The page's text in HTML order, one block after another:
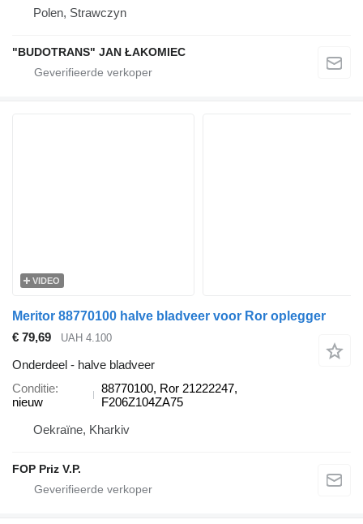
Polen, Strawczyn
"BUDOTRANS" JAN ŁAKOMIEC
VIDEO
Meritor 88770100 halve bladveer voor Ror oplegger
€ 79,69
UAH 4.100
Onderdeel - halve bladveer
Conditie
nieuw
88770100, Ror 21222247,
F206Z104ZA75
Oekraïne, Kharkiv
FOP Priz V.P.